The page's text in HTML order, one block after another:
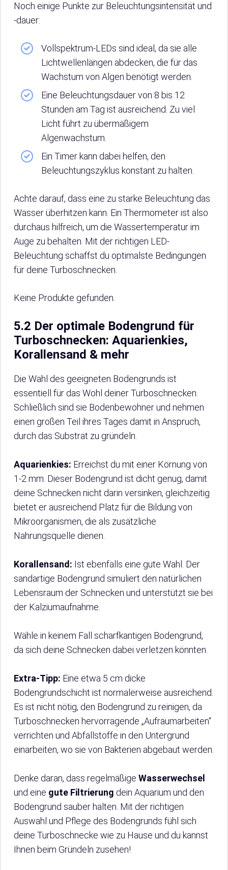
Noch einige Punkte zur Beleuchtungsintensität und
-dauer:
Vollspektrum-LEDs sind ideal, da sie alle
Lichtwellenlängen abdecken, die für das
Wachstum von Algen benötigt werden.
Eine Beleuchtungsdauer von 8 bis 12
Stunden am Tag ist ausreichend. Zu viel
Licht führt zu übermäßigem
Algenwachstum.
Ein Timer kann dabei helfen, den
Beleuchtungszyklus konstant zu halten.
Achte darauf, dass eine zu starke Beleuchtung das
Wasser überhitzen kann. Ein Thermometer ist also
durchaus hilfreich, um die Wassertemperatur im
Auge zu behalten. Mit der richtigen LED-
Beleuchtung schaffst du optimalste Bedingungen
für deine Turboschnecken.
Keine Produkte gefunden.
5.2 Der optimale Bodengrund für
Turboschnecken: Aquarienkies,
Korallensand & mehr
Die Wahl des geeigneten Bodengrunds ist
essentiell für das Wohl deiner Turboschnecken.
Schließlich sind sie Bodenbewohner und nehmen
einen großen Teil ihres Tages damit in Anspruch,
durch das Substrat zu gründeln.
Aquarienkies: Erreichst du mit einer Körnung von
1-2 mm. Dieser Bodengrund ist dicht genug, damit
deine Schnecken nicht darin versinken, gleichzeitig
bietet er ausreichend Platz für die Bildung von
Mikroorganismen, die als zusätzliche
Nahrungsquelle dienen.
Korallensand: Ist ebenfalls eine gute Wahl. Der
sandartige Bodengrund simuliert den natürlichen
Lebensraum der Schnecken und unterstützt sie bei
der Kalziumaufnahme.
Wähle in keinem Fall scharfkantigen Bodengrund,
da sich deine Schnecken dabei verletzen könnten.
Extra-Tipp: Eine etwa 5 cm dicke
Bodengrundschicht ist normalerweise ausreichend.
Es ist nicht nötig, den Bodengrund zu reinigen, da
Turboschnecken hervorragende „Aufräumarbeiten“
verrichten und Abfallstoffe in den Untergrund
einarbeiten, wo sie von Bakterien abgebaut werden.
Denke daran, dass regelmäßige Wasserwechsel
und eine gute Filtrierung dein Aquarium und den
Bodengrund sauber halten. Mit der richtigen
Auswahl und Pflege des Bodengrunds fühl sich
deine Turboschnecke wie zu Hause und du kannst
Ihnen beim Gründeln zusehen!